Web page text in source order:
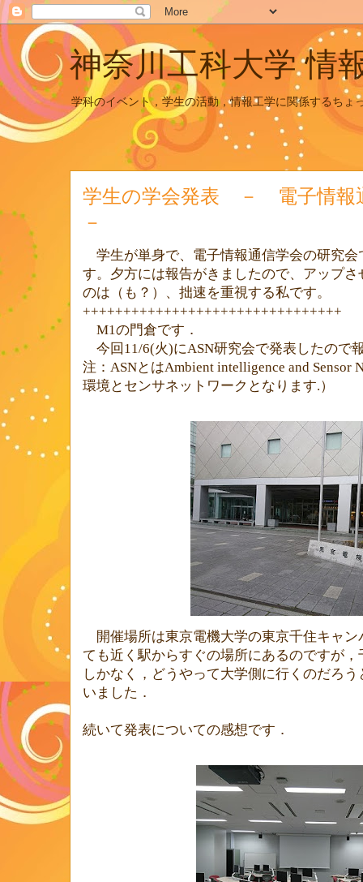
神奈川工科大学 情
学科のイベント，学生の活動，情報工学に関係するちょ
学生の学会発表 － 電子情
－
学生が単身で、電子情報通信学会の研究会
す。夕方には報告がきましたので、アップ
のは（も？）、拙速を重視する私です。
++++++++++++++++++++++++++++++++
M1の門倉です．
今回 11/6(火)にASN研究会で発表したので
注： ASNとはAmbient intelligence and Sensor
環境とセンサネットワークとなります.）
開催場所は東京電機大学の東京千住キャン
ても近く駅からすぐの場所にあるのですが
しかなく，どうやって大学側に行くのだろ
いました．
続いて発表についての感想です．